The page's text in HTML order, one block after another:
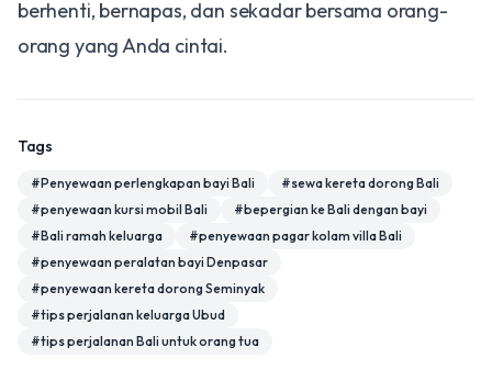
berhenti, bernapas, dan sekadar bersama orang-
orang yang Anda cintai.
Tags
#Penyewaan perlengkapan bayi Bali #sewa kereta dorong Bali
#penyewaan kursi mobil Bali #bepergian ke Bali dengan bayi
#Bali ramah keluarga #penyewaan pagar kolam villa Bali
#penyewaan peralatan bayi Denpasar
#penyewaan kereta dorong Seminyak
#tips perjalanan keluarga Ubud
#tips perjalanan Bali untuk orang tua